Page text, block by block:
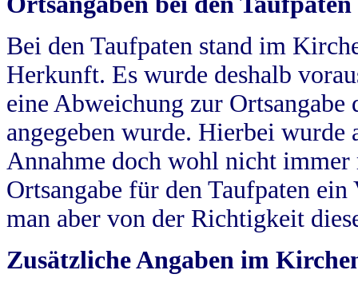
Bei den Taufpaten stand im
Herkunft. Es wurde deshalb
eine Abweichung zur
angegeben wurde. Hierbei wurde
Annahme doch wohl nicht
Ortsangabe für den Taufpaten
man aber von der Richtigkeit
Zusätzliche Angaben im